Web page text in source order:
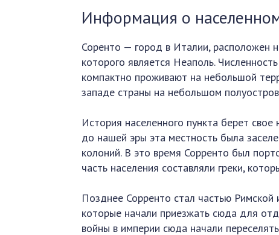
Информация о
Соренто — город в Италии, расположен
которого является Неаполь.
компактно проживают на небольшой
западе страны на небольшом
История населенного пункта берет
до нашей эры эта местность была
колоний. В это время Сорренто был
часть населения составляли греки,
Позднее Сорренто стал частью Римской
которые начали приезжать сюда для
войны в империи сюда начали